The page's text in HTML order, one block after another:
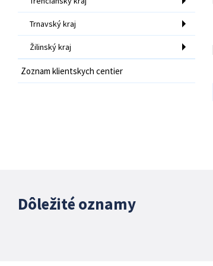
Trnavský kraj
Žilinský kraj
Zoznam klientskych centier
Dôležité oznamy